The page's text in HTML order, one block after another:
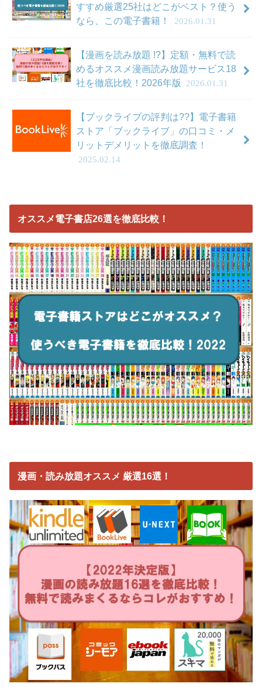
すすめ厳選25社はどこがベスト？使う
なら、この電子書籍！
2026.01.31
【漫画を読み放題 !?】定額・無料で読
めるオススメ漫画読み放題サービス18
社を徹底比較！2026年版
2026.01.31
【ブックライブの評判は??】電子書籍
ストア「ブックライブ」の口コミ・メ
リットデメリットを徹底調査！
2025.02.14
オススメ電子書店26選を徹底比較！
漫画・読み放題オススメ 厳選16選！